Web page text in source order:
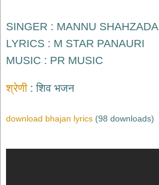
भजन
jain
bhajans
भजन
durga
गणेश
SINGER : MANNU SHAHZADA
LYRICS : M STAR PANAURI
MUSIC : PR MUSIC
श्रेणी शिव भजन
download bhajan lyrics (98 downloads)